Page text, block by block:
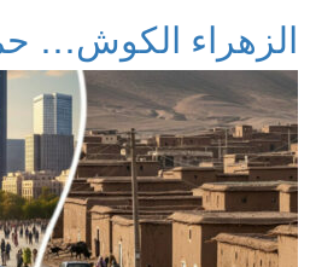
الزهراء الكوش…